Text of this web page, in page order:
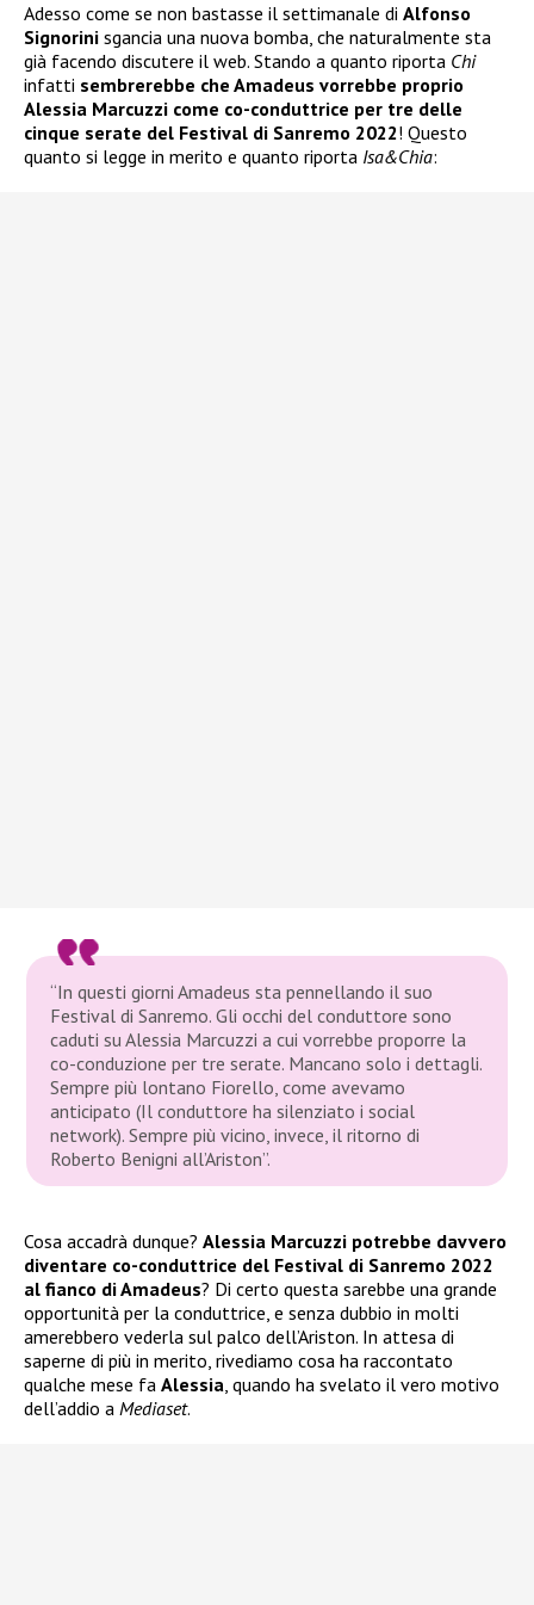
Adesso come se non bastasse il settimanale di Alfonso
Signorini sgancia una nuova bomba, che naturalmente sta
già facendo discutere il web. Stando a quanto riporta Chi
infatti sembrerebbe che Amadeus vorrebbe proprio
Alessia Marcuzzi come co-conduttrice per tre delle
cinque serate del Festival di Sanremo 2022! Questo
quanto si legge in merito e quanto riporta Isa&Chia:
“In questi giorni Amadeus sta pennellando il suo
Festival di Sanremo. Gli occhi del conduttore sono
caduti su Alessia Marcuzzi a cui vorrebbe proporre la
co-conduzione per tre serate. Mancano solo i dettagli.
Sempre più lontano Fiorello, come avevamo
anticipato (Il conduttore ha silenziato i social
network). Sempre più vicino, invece, il ritorno di
Roberto Benigni all’Ariston”.
Cosa accadrà dunque? Alessia Marcuzzi potrebbe davvero
diventare co-conduttrice del Festival di Sanremo 2022
al fianco di Amadeus? Di certo questa sarebbe una grande
opportunità per la conduttrice, e senza dubbio in molti
amerebbero vederla sul palco dell’Ariston. In attesa di
saperne di più in merito, rivediamo cosa ha raccontato
qualche mese fa Alessia , quando ha svelato il vero motivo
dell’addio a Mediaset.